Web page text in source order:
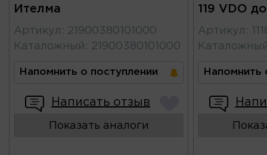
Ителма
Артикул : 21900380101000
Каталожный : 21900380101000
Напомнить о поступлении
Написать отзыв
Показать аналоги
119 VDO
Артикул :
Напомнить